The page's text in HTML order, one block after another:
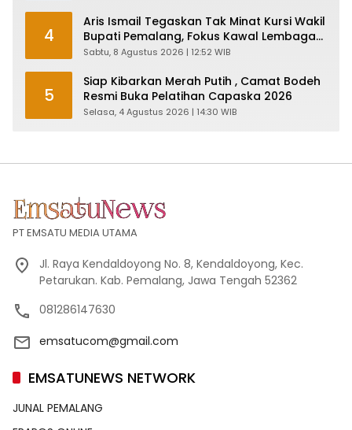
4
Aris Ismail Tegaskan Tak Minat Kursi Wakil
Bupati Pemalang, Fokus Kawal Lembaga
Legislatif
Sabtu, 8 Agustus 2026 | 12:52 WIB
5
Siap Kibarkan Merah Putih , Camat Bodeh
Resmi Buka Pelatihan Capaska 2026
Selasa, 4 Agustus 2026 | 14:30 WIB
PT EMSATU MEDIA UTAMA
Jl. Raya Kendaldoyong No. 8, Kendaldoyong, Kec.
Petarukan. Kab. Pemalang, Jawa Tengah 52362
081286147630
emsatucom@gmail.com
EMSATUNEWS NETWORK
JUNAL PEMALANG